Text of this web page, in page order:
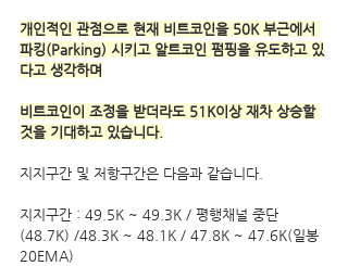
개인적인 관점으로 현재 비트코인을 50K 부근에서
파킹(Parking) 시키고 알트코인 펌핑을 유도하고 있
다고 생각하며
비트코인이 조정을 받더라도 51K이상 재차 상승할
것을 기대하고 있습니다.
지지구간 및 저항구간은 다음과 같습니다.
지지구간 : 49.5K ~ 49.3K / 평행채널 중단
(48.7K) /48.3K ~ 48.1K / 47.8K ~ 47.6K(일봉
20EMA)